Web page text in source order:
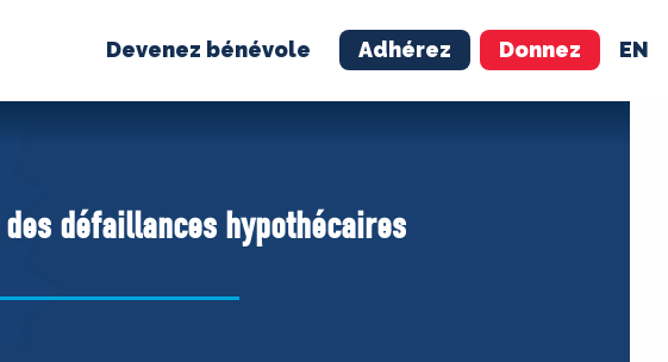
Devenez bénévole Adhérez Donnez EN
BÉNÉVOLE ADHÉREZ
défaillances hypothécaires